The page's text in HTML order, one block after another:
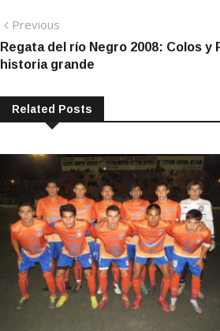
Navegación
de
Previous
post:
Regata del río Negro 2008: Colos y
historia grande
Related Posts